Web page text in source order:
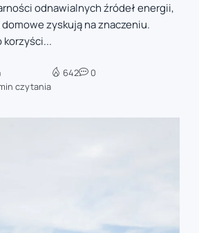
odnawialnych źródeł energii,
zyskują na znaczeniu.
korzyści...
czytania
642 0